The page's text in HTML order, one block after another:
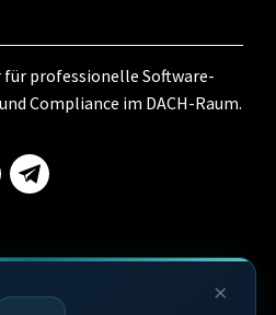
für professionelle Software-
Compliance im DACH-Raum.
×